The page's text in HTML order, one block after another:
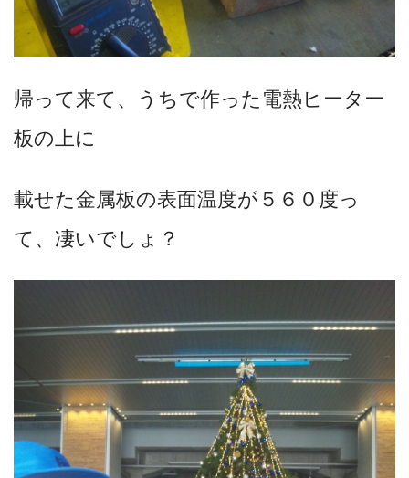
帰って来て、うちで作った電熱ヒーター
板の 上に
載せた金属板の表面温度が５６０度っ
て、凄いでしょ？